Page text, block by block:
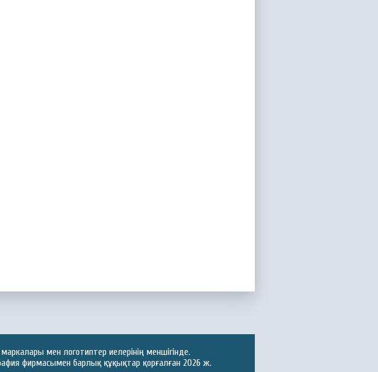
мен логотиптер иелерінің меншігінде.
фирмасымен барлық құқықтар қорғалған 2026 ж.